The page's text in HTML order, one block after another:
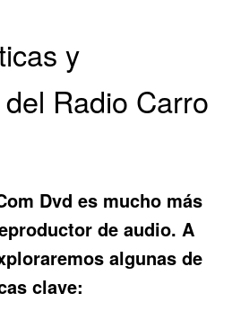
y
Radio Carro
Dvd es mucho más
de audio. A
algunas de
clave: